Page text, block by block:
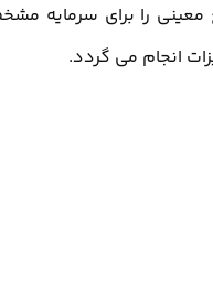
معینی را برای سرمایه
انجام می گردد.